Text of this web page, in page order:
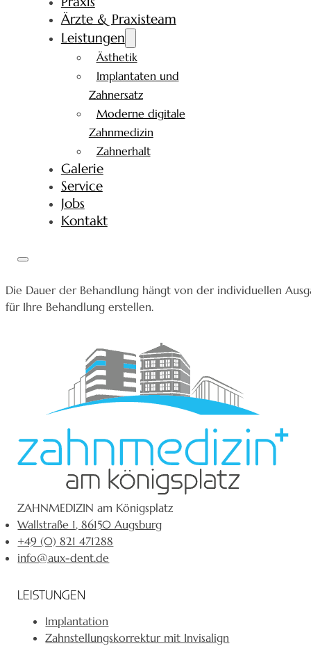
Ärzte & Praxisteam
Leistungen
Ästhetik
Implantaten und
Zahnersatz
Moderne digitale
Zahnmedizin
Zahnerhalt
Galerie
Service
Jobs
Kontakt
Die Dauer der Behandlung hängt von der individuellen
für Ihre Behandlung erstellen.
ZAHNMEDIZIN am Königsplatz
Wallstraße 1, 86150 Augsburg
+49 (0) 821 471288
info@aux-dent.de
LEISTUNGEN
Implantation
Zahnstellungskorrektur mit Invisalign